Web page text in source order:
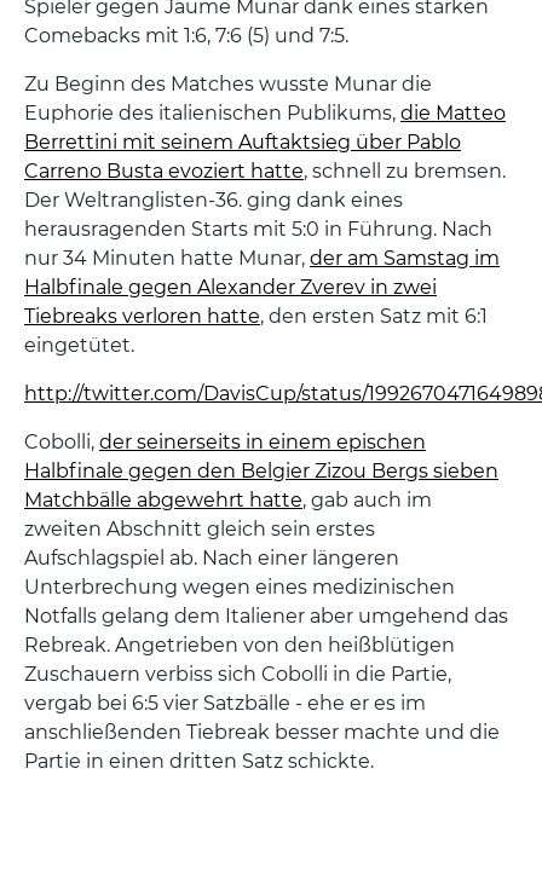
Spieler gegen Jaume Munar dank eines starken
Comebacks mit 1:6, 7:6 (5) und 7:5.
Zu Beginn des Matches wusste Munar die
Euphorie des italienischen Publikums, die Matteo
Berrettini mit seinem Auftaktsieg über Pablo
Carreno Busta evoziert hatte, schnell zu bremsen.
Der Weltranglisten-36. ging dank eines
herausragenden Starts mit 5:0 in Führung. Nach
nur 34 Minuten hatte Munar, der am Samstag im
Halbfinale gegen Alexander Zverev in zwei
Tiebreaks verloren hatte, den ersten Satz mit 6:1
eingetütet.
http://twitter.com/DavisCup/status/
Cobolli, der seinerseits in einem epischen
Halbfinale gegen den Belgier Zizou Bergs sieben
Matchbälle abgewehrt hatte, gab auch im
zweiten Abschnitt gleich sein erstes
Aufschlagspiel ab. Nach einer längeren
Unterbrechung wegen eines medizinischen
Notfalls gelang dem Italiener aber umgehend das
Rebreak. Angetrieben von den heißblütigen
Zuschauern verbiss sich Cobolli in die Partie,
vergab bei 6:5 vier Satzbälle - ehe er es im
anschließenden Tiebreak besser machte und die
Partie in einen dritten Satz schickte.